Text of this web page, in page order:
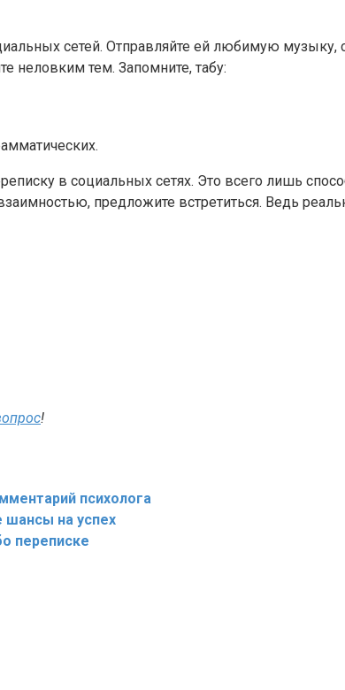
сетей. Отправляйте ей любимую
неловким тем. Запомните, табу:
в социальных сетях. Это всего лишь
предложите встретиться. Ведь
!
психолога
на успех
переписке